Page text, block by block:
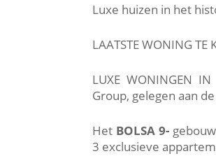
Luxe huizen in het
LAATSTE WONING TE
LUXE WONINGEN
Group, gelegen aan
Het BOLSA 9-
3 exclusieve